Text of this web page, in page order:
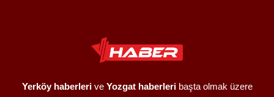
Yerköy haberlerive Yozgat haberleribaşta olmak üzere